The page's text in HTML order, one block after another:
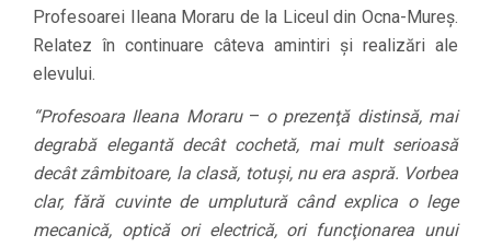
Profesoarei Ileana Moraru de la Liceul din Ocna-Mureş.
Relatez în continuare câteva amintiri şi realizări ale
elevului.
“Profesoara Ileana Moraru– o prezenţă distinsă, mai
degrabă elegantă decât cochetă, mai mult serioasă
decât zâmbitoare, la clasă, totuşi, nu era aspră. Vorbea
clar, fără cuvinte de umplutură când explica o lege
mecanică, optică ori electrică, ori funcţionarea unui